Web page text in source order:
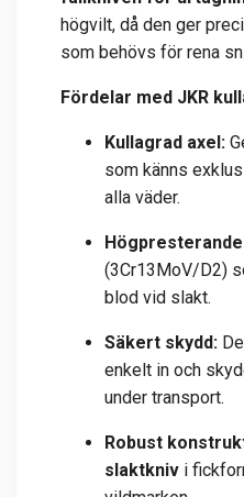
högvilt, då den ger
som behövs för rena
Fördelar med JKR
Kullagrad axel:
som känns
alla väder.
(3Cr13MoV/D2)
blod vid slakt.
Säkert skydd:
enkelt in och
under transport.
Robust
slaktkniv i